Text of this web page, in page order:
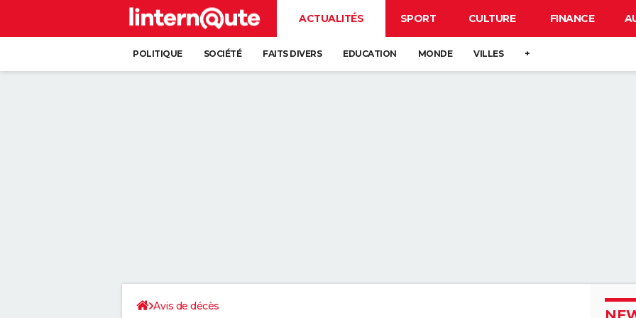
ACTUALITÉS SPORT CULTURE FINANCE
POLITIQUE SOCIÉTÉ FAITS DIVERS EDUCATION MONDE VILLES +
Avis de décès